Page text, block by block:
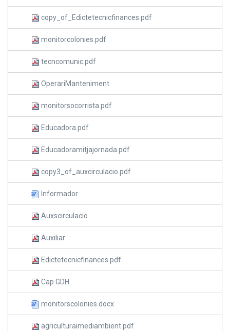
copy_of_Edictetecnicfinances.pdf
monitorcolonies.pdf
tecncomunic.pdf
OperariManteniment
monitorsocorrista.pdf
Educadora.pdf
Educadoramitjajornada.pdf
copy3_of_auxcirculacio.pdf
Informador
Auxscirculacio
Auxiliar
Edictetecnicfinances.pdf
Cap GDH
monitorscolonies.docx
agriculturaimediambient.pdf